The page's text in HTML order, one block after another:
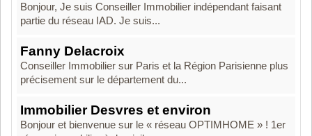
Bonjour, Je suis Conseiller Immobilier indépendant faisant
partie du réseau IAD. Je suis...
Fanny Delacroix
Conseiller Immobilier sur Paris et la Région Parisienne plus
précisement sur le département du...
Immobilier Desvres et environ
Bonjour et bienvenue sur le « réseau OPTIMHOME » ! 1er